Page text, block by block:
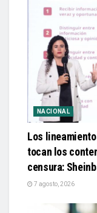
NACIONAL
Los
tocan los
censura:
7 agosto, 2026